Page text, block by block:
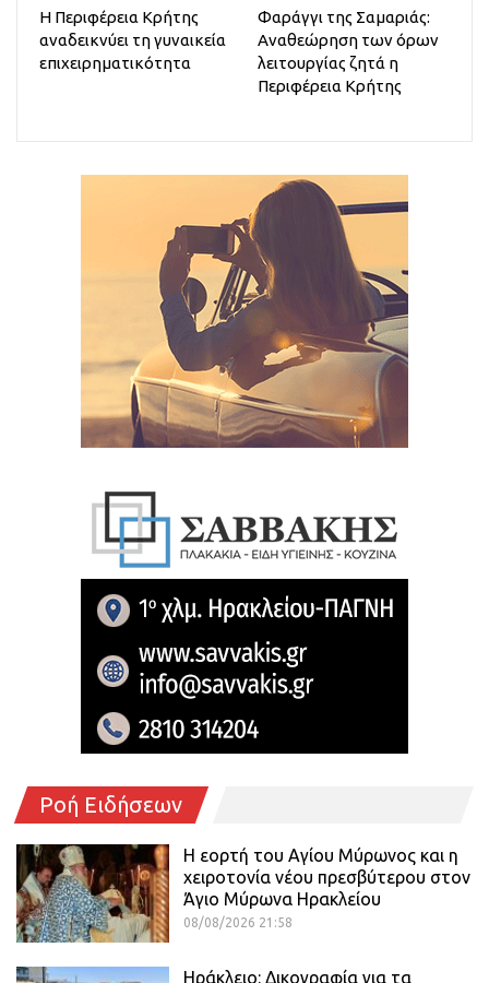
Η Περιφέρεια Κρήτης
αναδεικνύει τη γυναικεία
επιχειρηματικότητα
Φαράγγι της Σαμαριάς:
Αναθεώρηση των όρων
λειτουργίας ζητά η
Περιφέρεια Κρήτης
Ροή Ειδήσεων
Η εορτή του Αγίου Μύρωνος και η
χειροτονία νέου πρεσβύτερου στον
Άγιο Μύρωνα Ηρακλείου
08/08/2026 21:58
Ηράκλειο: Δικογραφία για τα